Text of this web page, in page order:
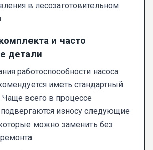
в лесозаготовительном
и часто
детали
работоспособности насоса
иметь стандартный
всего в процессе
подвергаются износу следующие
можно заменить без